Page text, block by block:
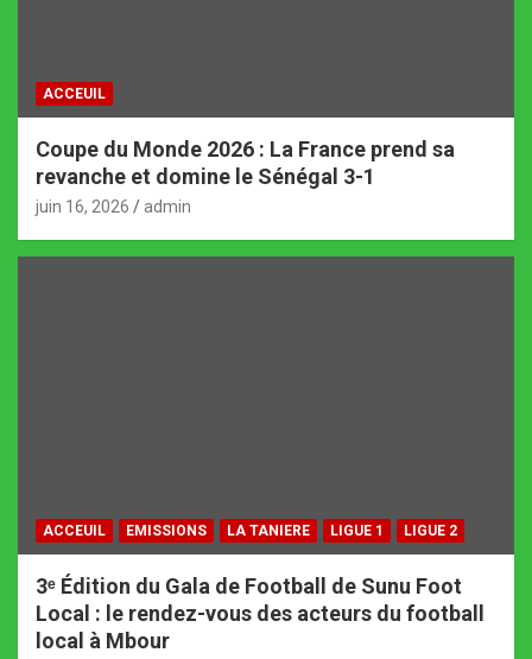
ACCEUIL
Coupe du Monde 2026 : La France prend sa
revanche et domine le Sénégal 3-1
juin 16, 2026 admin
ACCEUIL EMISSIONS LA TANIERE LIGUE 1 LIGUE 2
3ᵉ Édition du Gala de Football de Sunu Foot
Local : le rendez-vous des acteurs du football
local à Mbour